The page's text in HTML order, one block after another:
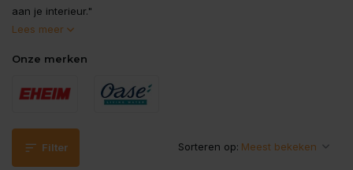
aan je interieur."
Lees meer
Onze merken
Filter Sorteren op: